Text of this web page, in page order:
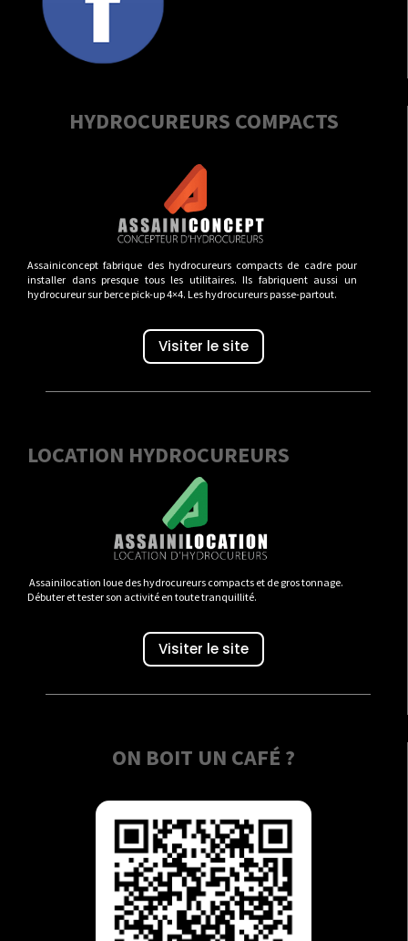
HYDROCUREURS COMPACTS
Assainiconcept fabrique des hydrocureurs compacts de cadre pour
installer dans presque tous les utilitaires. Ils fabriquent aussi un
hydrocureur sur berce pick-up 4×4. Les hydrocureurs passe-partout.
Visiter le site
LOCATION HYDROCUREURS
Assainilocation loue des hydrocureurs compacts et de gros tonnage.
Débuter et tester son activité en toute tranquillité.
Visiter le site
ON BOIT UN CAFÉ ?